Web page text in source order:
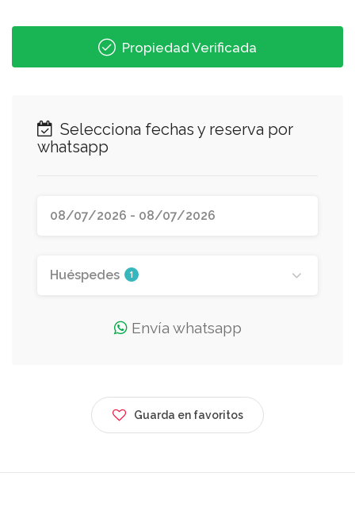
Propiedad Verificada
Selecciona fechas y reserva por
whatsapp
Huéspedes 1
Envía whatsapp
Guarda en favoritos